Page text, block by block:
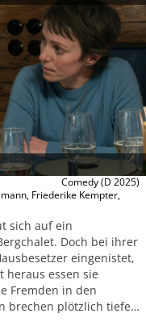
Comedy(D 2025)
, Friederike Kempter,
sich auf ein
Doch bei ihrer
eingenistet,
heraus essen sie
Fremden in den
brechen plötzlich tiefe